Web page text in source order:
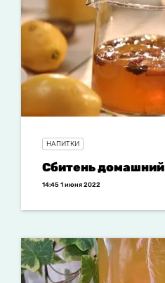
НАПИТКИ
Сбитень домашний
14:45 1 июня 2022